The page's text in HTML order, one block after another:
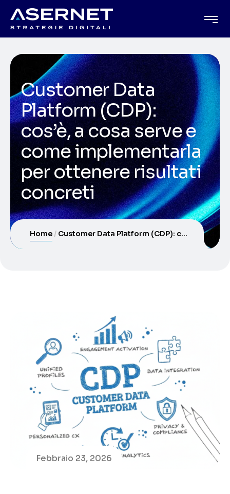
Customer Data
Platform (CDP):
cos’è, a cosa serve e
come implementarla
per ottenere risultati
concreti
Home Customer Data Platform (CDP): cos’è, a cosa serve e come implementarla per ottenere risultati concreti
Febbraio 23, 2026